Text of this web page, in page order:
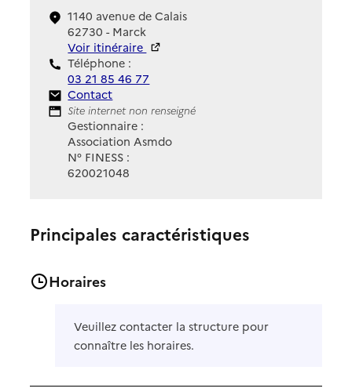
1140 avenue de Calais
62730 - Marck
Voir itinéraire
Téléphone :
03 21 85 46 77
Contact
Contact
Site Internet
Site internet non renseigné
Gestionnaire :
Association Asmdo
N° FINESS :
620021048
Principales caractéristiques
Horaires
Veuillez contacter la structure pour
connaître les horaires.